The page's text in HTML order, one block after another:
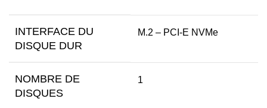
INTERFACE DU
DISQUE DUR
M.2 – PCI-E NVMe
NOMBRE DE
DISQUES
1